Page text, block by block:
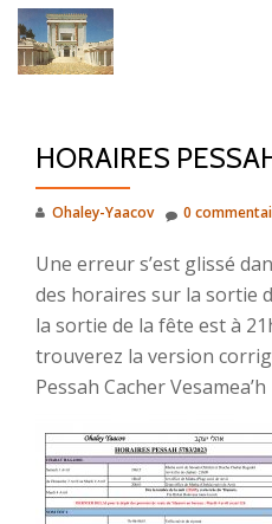
Aller
HORAIRES
Ohaley-Yaacov 0
Une erreur s’est glissé
des horaires sur la sortie
la sortie de la fête est à
trouverez la version
Pessah Cacher Vesamea’h